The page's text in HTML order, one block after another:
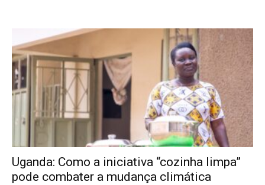
Uganda: Como a iniciativa “cozinha limpa”
pode combater a mudança climática